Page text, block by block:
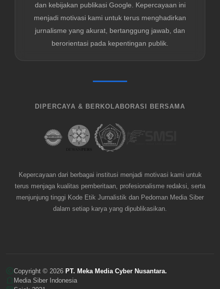
dan kebijakan publikasi Google. Kepercayaan ini
menjadi motivasi kami untuk terus menghadirkan
jurnalisme yang akurat, bertanggung jawab, dan
berorientasi pada kepentingan publik.
DIPERCAYA & BERKOLABORASI BERSAMA
Kepercayaan dari berbagai institusi menjadi motivasi kami untuk
terus menjaga kualitas pemberitaan, profesionalisme redaksi, serta
menjunjung tinggi Kode Etik Jurnalistik dan Pedoman Media Siber
dalam setiap karya yang dipublikasikan.
Copyright © 2026 PT. Meka Media Cyber Nusantara.
Media Siber Indonesia